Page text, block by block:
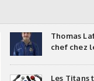
Thomas
chef chez
Les Titans